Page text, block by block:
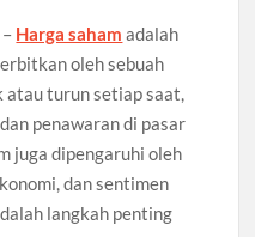
– Harga saham adalah
oleh sebuah
atau turun setiap saat,
penawaran di pasar
juga dipengaruhi oleh
dan sentimen
langkah penting